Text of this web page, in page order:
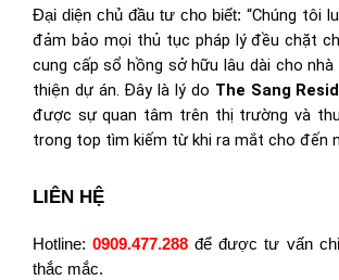
Đại diện chủ đầu tư cho biết: “Chúng tôi
đảm bảo mọi thủ tục pháp lý đều chặt
cung cấp sổ hồng sở hữu lâu dài cho
thiện dự án. Đây là lý do The Sang
được sự quan tâm trên thị trường và
trong top tìm kiếm từ khi ra mắt cho đến
LIÊN HỆ
Hotline: 0909.477.288 để được tư vấn
thắc mắc.